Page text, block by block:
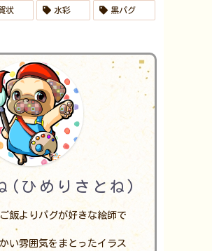
状 水彩 黒パグ
(ひめりさとね)
飯よりパグが好きな絵師で
い雰囲気をまとったイラス